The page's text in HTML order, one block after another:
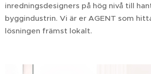
inredningsdesigners på hög nivå till
byggindustrin. Vi är er AGENT som
lösningen främst lokalt.